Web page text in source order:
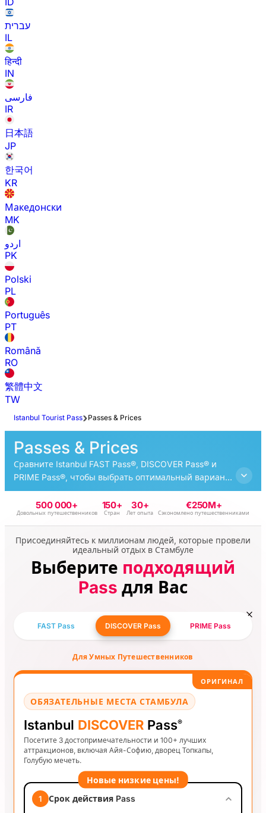
עברית
IL
हिन्दी
IN
فارسی
IR
日本語
JP
한국어
KR
Македонски
MK
اردو
PK
Polski
PL
Português
PT
Română
RO
繁體中文
TW
Istanbul Tourist Pass Passes & Prices
Passes & Prices
Сравните Istanbul FAST Pass®, DISCOVER Pass® и
PRIME Pass®, чтобы выбрать оптимальный вариант
для Вашей поездки и открыть для себя лучшие
достопримечательности Стамбула в удобном для Вас
темпе.
500 000+
Довольных путешественников
150+
Стран
30+
Лет опыта
€250M+
Сэкономлено путешественниками
Присоединяйтесь к миллионам людей, которые провели
идеальный отдых в Стамбуле
Выберите подходящий
Pass для Вас
FAST Pass DISCOVER Pass PRIME Pass
Для Умных Путешественников
ОРИГИНАЛ
ОБЯЗАТЕЛЬНЫЕ МЕСТА СТАМБУЛА
Istanbul DISCOVER Pass®
Посетите 3 достопримечательности и 100+ лучших
аттракционов, включая Айя-Софию, дворец Топкапы,
Голубую мечеть.
Новые низкие цены!
1 Срок действия Pass